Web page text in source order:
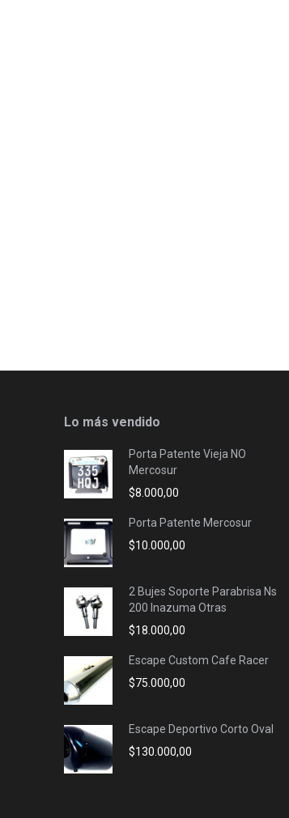
Lo más vendido
Porta Patente Vieja NO
Mercosur
$8.000,00
Porta Patente Mercosur
$10.000,00
2 Bujes Soporte Parabrisa Ns
200 Inazuma Otras
$18.000,00
Escape Custom Cafe Racer
$75.000,00
Escape Deportivo Corto Oval
$130.000,00